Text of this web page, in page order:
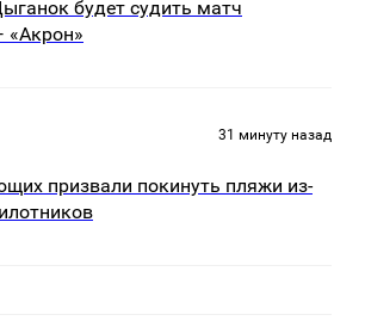
будет судить матч
«Акрон»
31 минуту назад
призвали покинуть пляжи из-